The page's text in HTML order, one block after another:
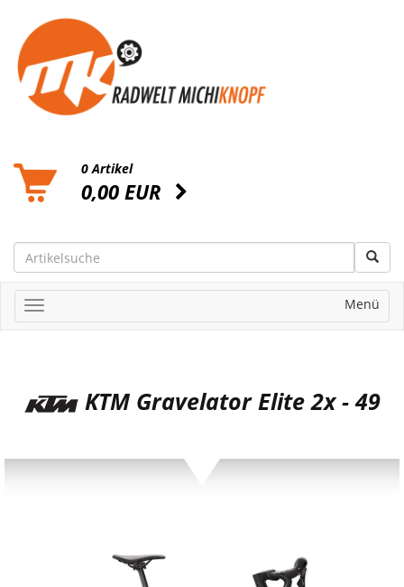
0 Artikel
0,00 EUR
Menü
KTM Gravelator Elite 2x - 49